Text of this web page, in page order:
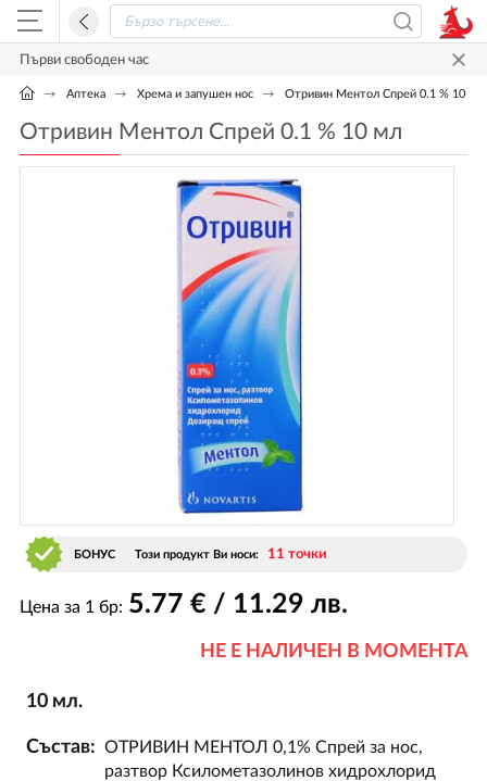
Първи свободен час
Аптека Хрема и запушен нос Отривин Ментол Спрей 0.1 % 10 мл
Отривин Ментол Спрей 0.1 % 10 мл
БОНУС Този продукт Ви носи: 11 точки
Цена за 1 бр: 5.77 € / 11.29 лв.
НЕ Е НАЛИЧЕН В МОМЕНТА
10 мл.
Състав: ОТРИВИН МЕНТОЛ 0,1% Спрей за нос,
разтвор Ксилометазолинов хидрохлорид